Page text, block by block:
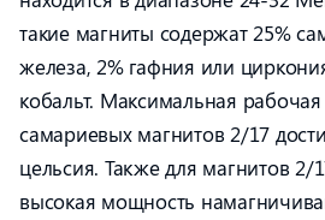
такие магниты содержат 25%
железа, 2% гафния или
кобальт. Максимальная
самариевых магнитов 2/17
цельсия. Также для магнитов 2/
высокая мощность